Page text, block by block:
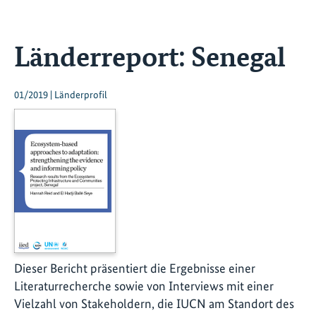
Länderreport: Senegal
01/2019 | Länderprofil
Dieser Bericht präsentiert die Ergebnisse einer
Literaturrecherche sowie von Interviews mit einer
Vielzahl von Stakeholdern, die IUCN am Standort des